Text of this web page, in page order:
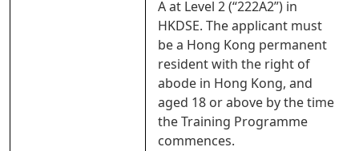
A at Level 2 (“222A2”) in
HKDSE. The applicant must
be a Hong Kong permanent
resident with the right of
abode in Hong Kong, and
aged 18 or above by the time
the Training Programme
commences.